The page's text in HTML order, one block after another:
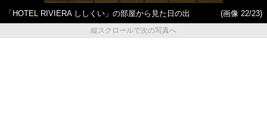
「HOTEL RIVIERA ししくい」の部屋から見た日の出
(画像 22/23)
縦スクロールで次の写真へ